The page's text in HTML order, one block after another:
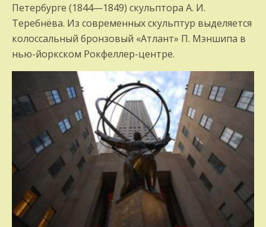
Петербурге (1844—1849) скульптора А. И.
Теребнёва. Из современных скульптур выделяется
колоссальный бронзовый «Атлант» П. Мэншипа в
нью-йоркском Рокфеллер-центре.